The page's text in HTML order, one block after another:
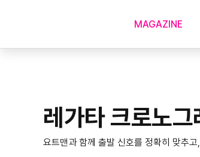
MAGAZINE
레가타 크로노그
요트맨과 함께 출발 신호를 정확히 맞추